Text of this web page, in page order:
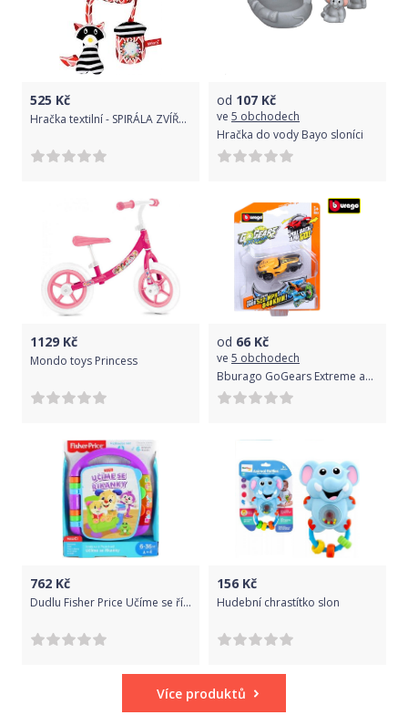
525 Kč
Hračka textilní - SPIRÁLA ZVÍŘÁTKO červená se vzory - HenczToys
od 107 Kč
ve 5 obchodech
Hračka do vody Bayo sloníci
1129 Kč
Mondo toys Princess
od 66 Kč
ve 5 obchodech
Bburago GoGears Extreme autíčka na zpětné natažení
762 Kč
Dudlu Fisher Price Učíme se říkanky CZ FRC71
156 Kč
Hudební chrastítko slon
Více produktů